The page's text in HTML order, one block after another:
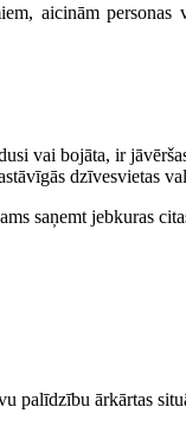
aicinām
vai bojāta, ir
dzīvesvietas
saņemt jebkuras
palīdzību ārkārtas